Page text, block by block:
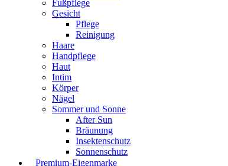
Fußpflege
Gesicht
Pflege
Reinigung
Haare
Handpflege
Haut
Intim
Körper
Nägel
Sommer und Sonne
After Sun
Bräunung
Insektenschutz
Sonnenschutz
⠀​Premium-Eigenmarke